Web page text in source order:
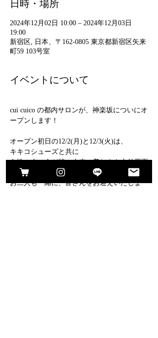
日時・場所
2024年12月02日 10:00 – 2024年12月03日
19:00
新宿区, 日本、〒162-0805 東京都新宿区矢来
町59 103号室
イベントについて
cui cuico の都内サロンが、神楽坂についにオ
ープンします！
オープン初日の12/2(月)と12/3(火)は、
キキコシューズと共に
女性一人一人が持つ本来の美しさを内外両面
から引き出してくれるプロフェッショナルな
お二人も一緒に、皆さんをお迎えいたしま